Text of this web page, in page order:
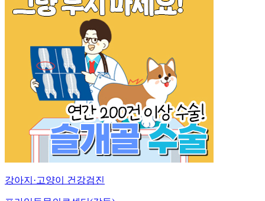
강아지·고양이 건강검진